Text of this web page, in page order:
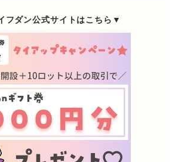
フダン公式サイトはこちら▼